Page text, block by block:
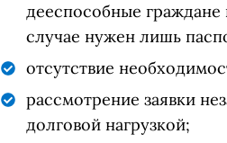
дееспособные граждане
случае нужен лишь
отсутствие
рассмотрение заявки
долговой нагрузкой;